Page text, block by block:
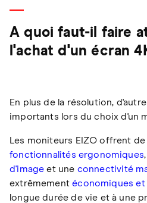
A quoi faut-il faire
l'achat d'un écran
En plus de la résolution,
importants lors du choix d'un
Les moniteurs EIZO offrent
fonctionnalités ergonomiques
d'imageet une connectivité
extrêmementéconomiques et
longue durée de vie et à une